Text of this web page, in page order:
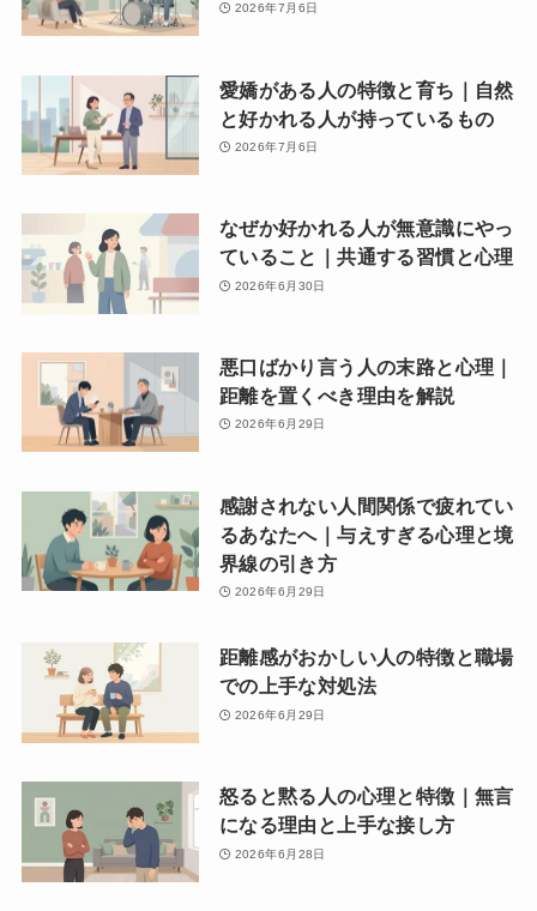
2026年7月6日
愛嬌がある人の特徴と育ち｜自然
と好かれる人が持っているもの
2026年7月6日
なぜか好かれる人が無意識にやっ
ていること｜共通する習慣と心理
2026年6月30日
悪口ばかり言う人の末路と心理｜
距離を置くべき理由を解説
2026年6月29日
感謝されない人間関係で疲れてい
るあなたへ｜与えすぎる心理と境
界線の引き方
2026年6月29日
距離感がおかしい人の特徴と職場
での上手な対処法
2026年6月29日
怒ると黙る人の心理と特徴｜無言
になる理由と上手な接し方
2026年6月28日